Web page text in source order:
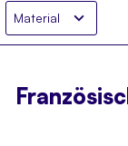
Material